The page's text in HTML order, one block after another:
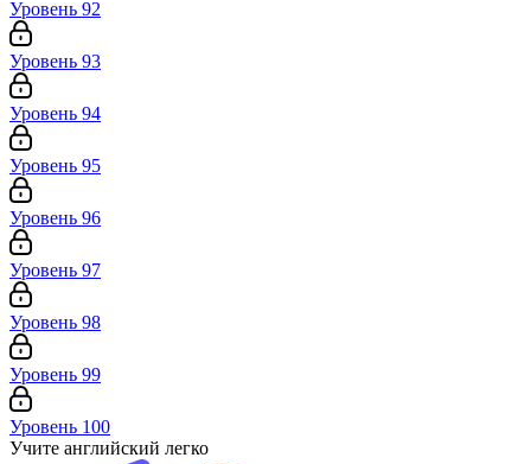
Уровень 92
Уровень 93
Уровень 94
Уровень 95
Уровень 96
Уровень 97
Уровень 98
Уровень 99
Уровень 100
Учите английский легко